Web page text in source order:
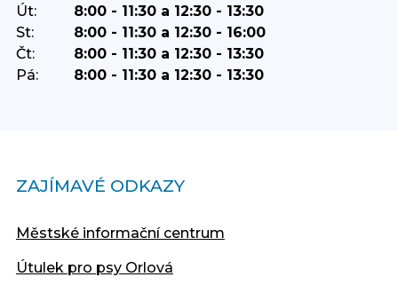
Út:
8:00 - 11:30 a 12:30 - 13:30
St:
8:00 - 11:30 a 12:30 - 16:00
Čt:
8:00 - 11:30 a 12:30 - 13:30
Pá:
8:00 - 11:30 a 12:30 - 13:30
ZAJÍMAVÉ ODKAZY
Městské informační centrum
Útulek pro psy Orlová